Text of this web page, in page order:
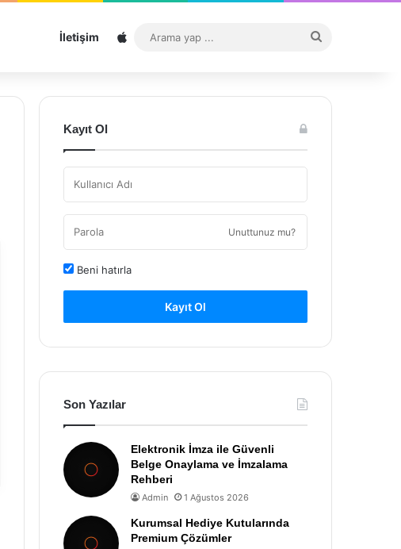
İletişim Sitemap
...
Kayıt Ol
Unuttunuz mu?
Beni hatırla
Kayıt Ol
Son Yazılar
Elektronik İmza ile Güvenli
Belge Onaylama ve İmzalama
Rehberi
Admin 1 Ağustos 2026
Kurumsal Hediye Kutularında
Premium Çözümler